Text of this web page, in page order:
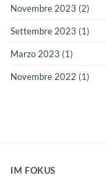
Novembre 2023 (2)
Settembre 2023 (1)
Marzo 2023 (1)
Novembre 2022 (1)
IM FOKUS